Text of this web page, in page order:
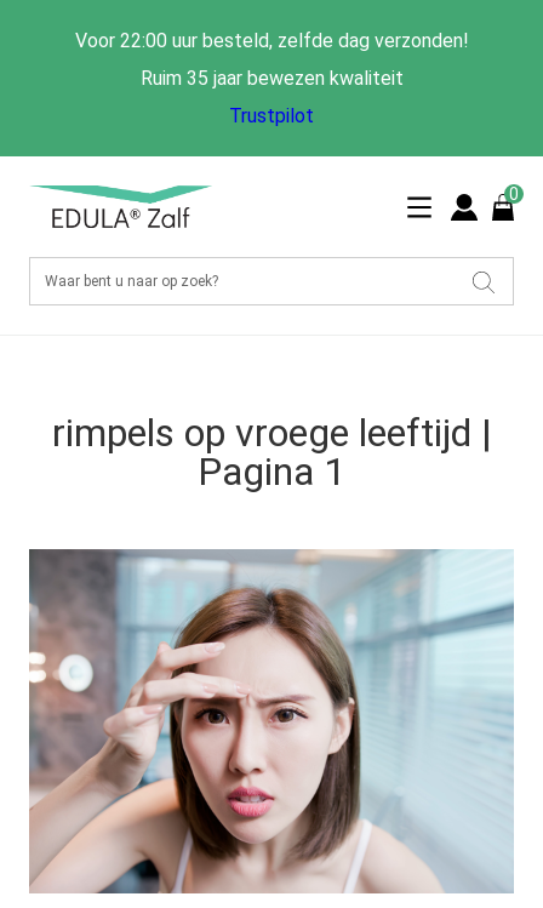
Voor 22:00 uur besteld, zelfde dag verzonden!
Ruim 35 jaar bewezen kwaliteit
Trustpilot
0
rimpels op vroege leeftijd |
Pagina 1